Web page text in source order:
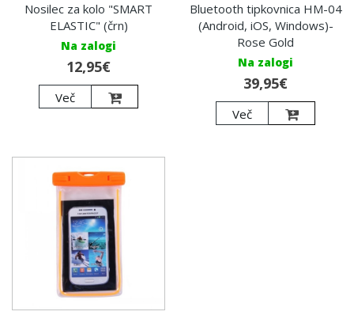
Nosilec za kolo "SMART
ELASTIC" (črn)
Na zalogi
12,95€
Več
Bluetooth tipkovnica HM-04
(Android, iOS, Windows)-
Rose Gold
Na zalogi
39,95€
Več